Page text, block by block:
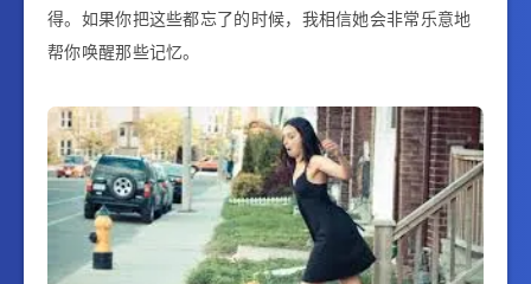
得。如果你把这些都忘了的时候，我相信她会非常乐意地
帮你唤醒那些记忆。